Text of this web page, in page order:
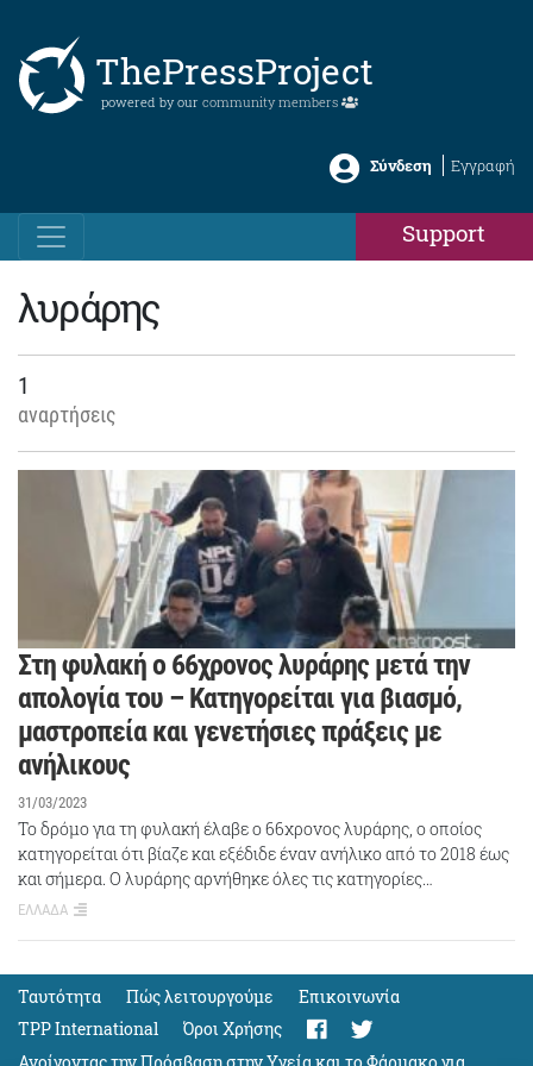
ThePressProject
powered by our community members
Σύνδεση Εγγραφή
Support
λυράρης
1
αναρτήσεις
Στη φυλακή ο 66χρονος λυράρης μετά την
απολογία του – Κατηγορείται για βιασμό,
μαστροπεία και γενετήσιες πράξεις με
ανήλικους
31/03/2023
Το δρόμο για τη φυλακή έλαβε ο 66χρονος λυράρης, ο οποίος
κατηγορείται ότι βίαζε και εξέδιδε έναν ανήλικο από το 2018 έως
και σήμερα. Ο λυράρης αρνήθηκε όλες τις κατηγορίες…
ΕΛΛΑΔΑ
Ταυτότητα Πώς λειτουργούμε
Eπικοινωνία
TPP International
Όροι Χρήσης